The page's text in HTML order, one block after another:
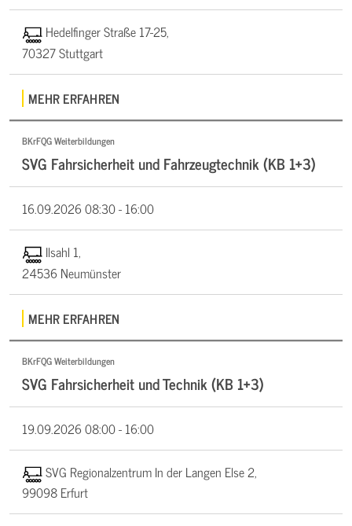
Hedelfinger Straße 17-25,
70327 Stuttgart
MEHR ERFAHREN
BKrFQG Weiterbildungen
SVG Fahrsicherheit und Fahrzeugtechnik (KB 1+3)
16.09.202608:30 - 16:00
Ilsahl 1,
24536 Neumünster
MEHR ERFAHREN
BKrFQG Weiterbildungen
SVG Fahrsicherheit und Technik (KB 1+3)
19.09.202608:00 - 16:00
SVG Regionalzentrum In der Langen Else 2,
99098 Erfurt